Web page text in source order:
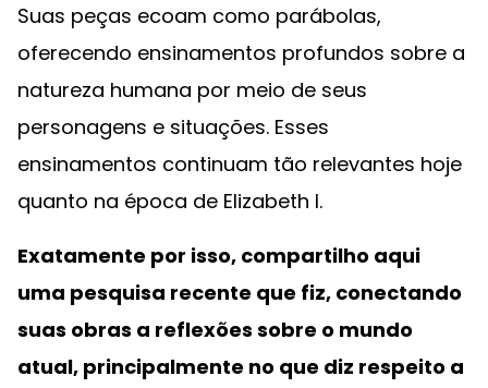
Suas peças ecoam como parábolas,
oferecendo ensinamentos profundos sobre a
natureza humana por meio de seus
personagens e situações. Esses
ensinamentos continuam tão relevantes hoje
quanto na época de Elizabeth I.
Exatamente por isso, compartilho aqui
uma pesquisa recente que fiz, conectando
suas obras a reflexões sobre o mundo
atual, principalmente no que diz respeito a